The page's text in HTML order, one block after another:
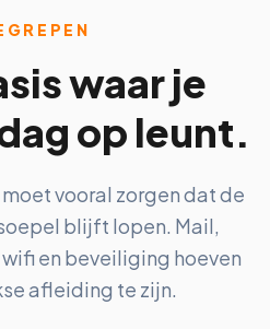
waar je
op leunt.
vooral zorgen dat de
blijft lopen. Mail,
en beveiliging hoeven
afleiding te zijn.